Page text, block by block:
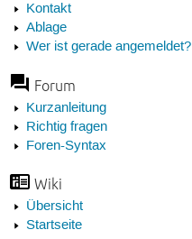
Kontakt
Ablage
Wer ist gerade angemeldet?
Forum
Kurzanleitung
Richtig fragen
Foren-Syntax
Wiki
Übersicht
Startseite